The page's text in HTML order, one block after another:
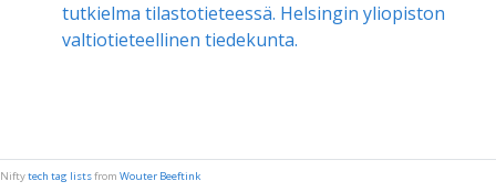
tutkielma tilastotieteessä. Helsingin yliopiston
valtiotieteellinen tiedekunta.
Niftytech tag listsfrom Wouter Beeftink